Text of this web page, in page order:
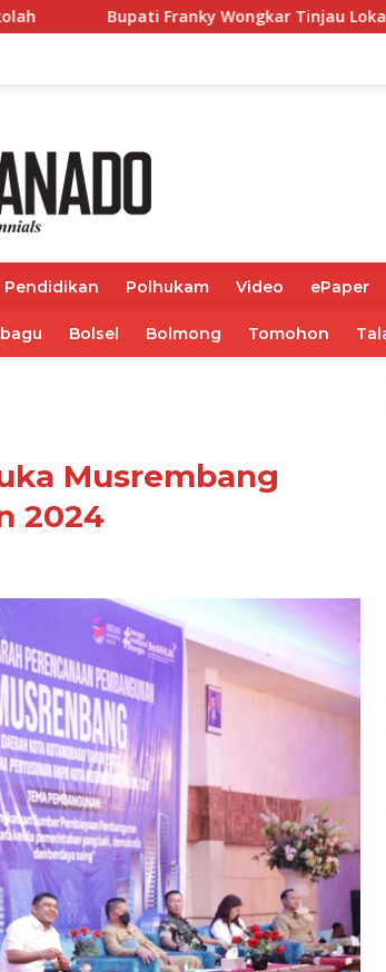
Tinjau Lokasi Kebakaran GMIM
Pendidikan Polhukam Video ePaper
Bolsel Bolmong Tomohon
Musrembang
2024